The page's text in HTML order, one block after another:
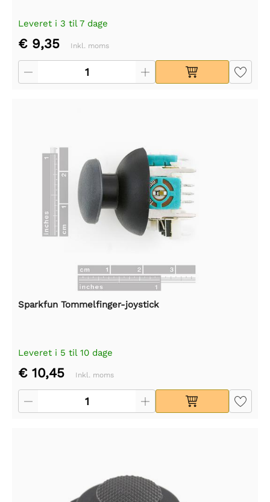
Leveret i 3 til 7 dage
€ 9,35 Inkl. moms
Sparkfun Tommelfinger-joystick
Leveret i 5 til 10 dage
€ 10,45 Inkl. moms